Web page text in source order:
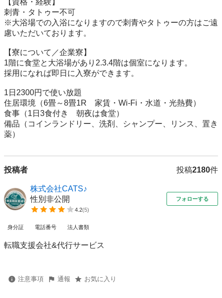
【資格・経験】
刺青・タトゥー不可
※大浴場での入浴になりますので刺青やタトゥーの方はご遠
慮いただいております。
【寮について／企業寮】
1階に食堂と大浴場があり2.3.4階は個室になります。
採用になれば即日に入寮ができます。
1日2300円で使い放題
住居環境（6畳～8畳1R　家賃・Wi-Fi・水道・光熱費）
食事（1日3食付き　朝夜は食堂）
備品（コインランドリー、洗剤、シャンプー、リンス、置き
薬）
投稿者 投稿2180件
株式会社CATS♪
性別非公開
4.2(5)
フォローする
身分証 電話番号 法人書類
転職支援会社&代行サービス
注意事項 通報 お気に入り